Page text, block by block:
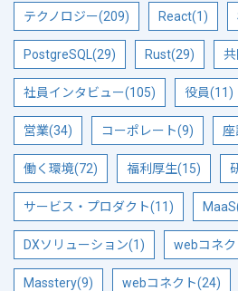
テクノロジー(209) React(1)
PostgreSQL(29) Rust(29)
社員インタビュー(105) 役員(11)
営業(34) コーポレート(9)
働く環境(72) 福利厚生(15)
サービス・プロダクト(11)
DXソリューション(1) webコネ
Masstery(9) webコネクト(24)